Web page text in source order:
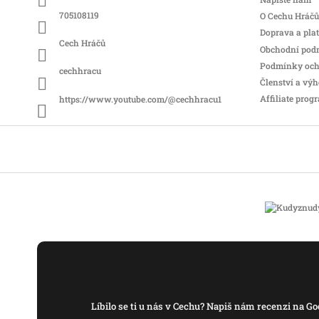
705108119
Cech Hráčů
cechhracu
https://www.youtube.com/@cechhracu1
O Cechu Hráčů
Doprava a
Obchodní
Podmínky
Členství a
Affiliate
Líbilo se ti u nás v Cechu? Napiš nám recenzi na